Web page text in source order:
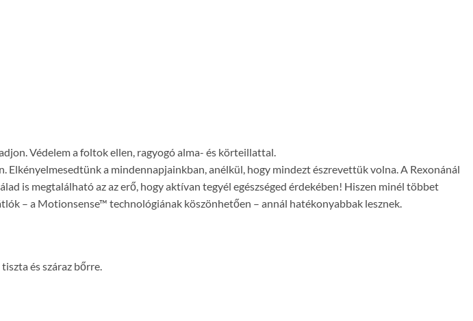
Védelem a foltok ellen, ragyogó alma- és körteillattal.
a mindennapjainkban, anélkül, hogy mindezt észrevettük volna. A Rexonánál
is megtalálható az az erő, hogy aktívan tegyél egészséged érdekében! Hiszen minél többet
– a Motionsense™ technológiának köszönhetően – annál hatékonyabbak lesznek.
és száraz bőrre.